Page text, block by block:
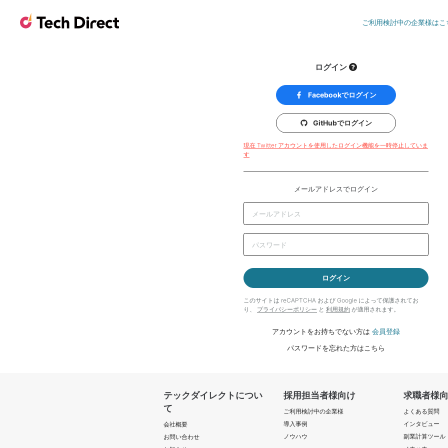
ご利用検討中の企業様はこ
ログイン
Facebookでログイン
GitHubでログイン
現在 Twitter アカウントを使用したログイン機能を一時停止していま
す
メールアドレスでログイン
ログイン
このサイトは reCAPTCHA および Google によって保護されてお
り、 プライバシーポリシー と 利用規約 が適用されます。
アカウントをお持ちでない方は 会員登録
パスワードを忘れた方はこちら
テックダイレクトについ
て
会社概要
お問い合わせ
採用担当者様向け
ご利用検討中の企業様
導入事例
ノウハウ
求職者様
よくある質問
インタビュー
副業計算ツール